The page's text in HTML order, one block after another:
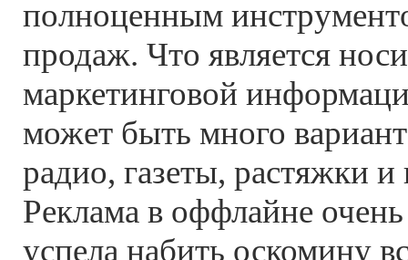
полноценным
продаж. Что является
маркетинговой
может быть много
радио, газеты, растяжки
Реклама в оффлайне
успела набить оскомину